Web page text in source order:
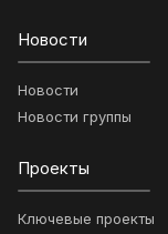
Новости
Новости
Новости группы
Проекты
Ключевые проекты